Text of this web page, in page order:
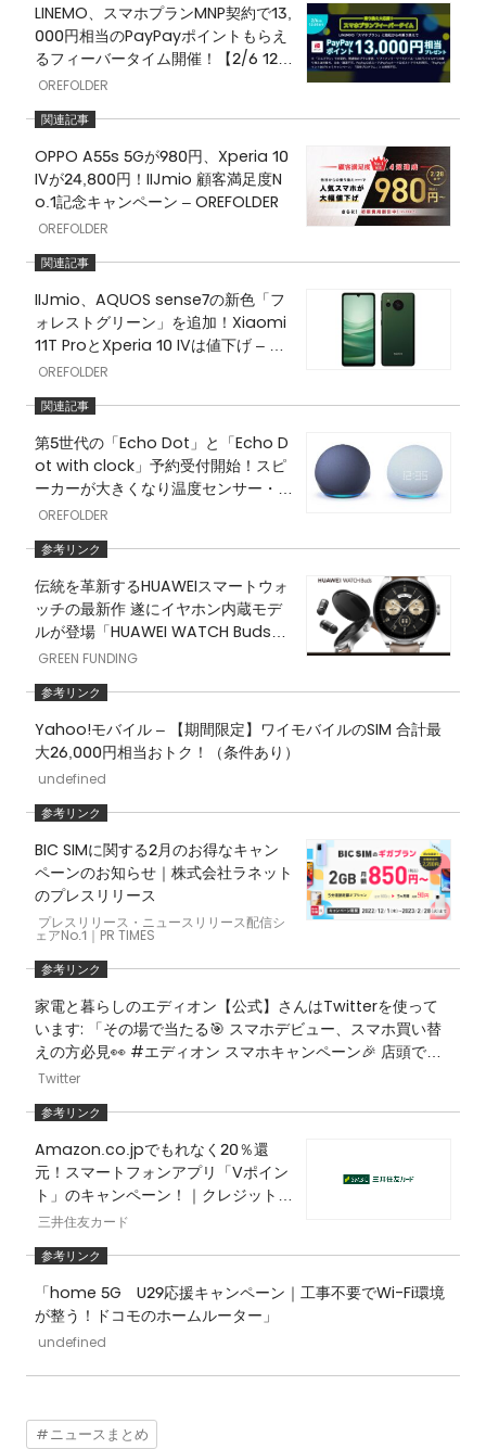
LINEMO、スマホプランMNP契約で13,
000円相当のPayPayポイントもらえ
るフィーバータイム開催！【2/6 12時
まで】 – OREFOLDER
OREFOLDER
OPPO A55s 5Gが980円、Xperia 10
IVが24,800円！IIJmio 顧客満足度N
o.1記念キャンペーン – OREFOLDER
OREFOLDER
IIJmio、AQUOS sense7の新色「フ
ォレストグリーン」を追加！Xiaomi
11T ProとXperia 10 IVは値下げ – OR
EFOLDER
OREFOLDER
第5世代の「Echo Dot」と「Echo D
ot with clock」予約受付開始！スピ
ーカーが大きくなり温度センサー・タ
ップ操作も可能に – OREFOLDER
OREFOLDER
伝統を革新するHUAWEIスマートウォ
ッチの最新作 遂にイヤホン内蔵モデ
ルが登場「HUAWEI WATCH Buds」
【AIノイズキャンセリング通話機能/
UNDING
GREEN FUNDING
Yahoo!モバイル – 【期間限定】ワイモバイルのSIM 合計最
大26,000円相当おトク！（条件あり）
undefined
BIC SIMに関する2月のお得なキャン
ペーンのお知らせ｜株式会社ラネット
のプレスリリース
プレスリリース・ニュースリリース配信シ
ェアNo.1｜PR TIMES
家電と暮らしのエディオン【公式】さんはTwitterを使って
います: 「その場で当たる🎯 スマホデビュー、スマホ買い替
えの方必見👀 #エディオン スマホキャンペーン🎉 店頭で人
気のスマホ購入📱に使える 最大2万円分クーポンを合計1000
59迄) 3⃣ 画像かURLタップ👇で抽選結果を確認 https://t.c
o/G5M3Z63FwZ」 / Twitter
Twitter
Amazon.co.jpでもれなく20％還
元！スマートフォンアプリ「Vポイン
ト」のキャンペーン！｜クレジットカ
ードの三井住友VISAカード
三井住友カード
「home 5G U29応援キャンペーン｜工事不要でWi-Fi環境
が整う！ドコモのホームルーター」
undefined
ニュースまとめ